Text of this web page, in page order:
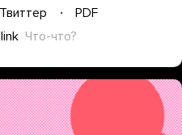
Твиттер
PDF
Что-что?